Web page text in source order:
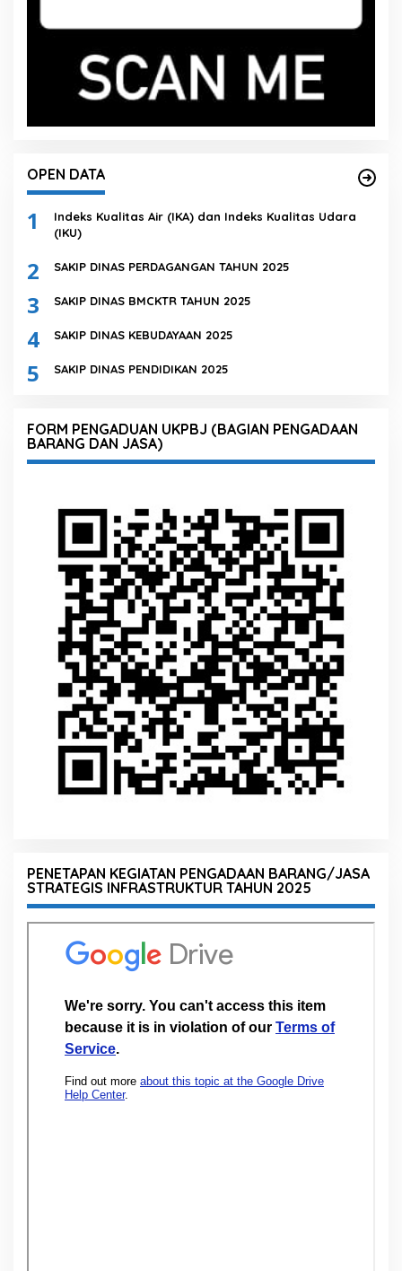
OPEN DATA
1
Indeks Kualitas Air (IKA) dan Indeks Kualitas Udara
(IKU)
2 SAKIP DINAS PERDAGANGAN TAHUN 2025
3 SAKIP DINAS BMCKTR TAHUN 2025
4 SAKIP DINAS KEBUDAYAAN 2025
5 SAKIP DINAS PENDIDIKAN 2025
FORM PENGADUAN UKPBJ (BAGIAN PENGADAAN
BARANG DAN JASA)
PENETAPAN KEGIATAN PENGADAAN BARANG/JASA
STRATEGIS INFRASTRUKTUR TAHUN 2025